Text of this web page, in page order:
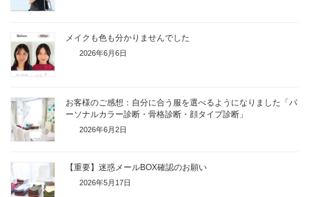
メイクも色も分かりませんでした
2026年6月6日
お客様のご感想：自分に合う服を選べるようになりました「パ
ーソナルカラー診断・骨格診断・顔タイプ診断」
2026年6月2日
【重要】迷惑メールBOX確認のお願い
2026年5月17日